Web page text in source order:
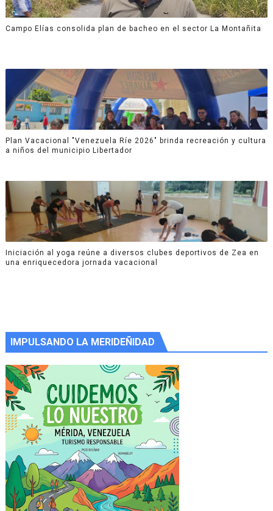
Campo Elías consolida plan de bacheo en el sector La Montañita
Plan Vacacional "Venezuela Ríe 2026" brinda recreación y cultura
a niños del municipio Libertador
Iniciación al yoga reúne a diversos clubes deportivos de Zea en
una enriquecedora jornada vacacional
IMPULSANDO LA MERIDEÑIDAD